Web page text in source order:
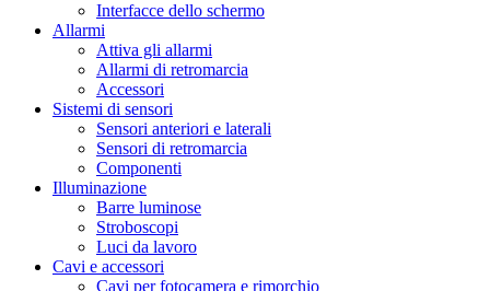
Interfacce dello schermo
Allarmi
Attiva gli allarmi
Allarmi di retromarcia
Accessori
Sistemi di sensori
Sensori anteriori e laterali
Sensori di retromarcia
Componenti
Illuminazione
Barre luminose
Stroboscopi
Luci da lavoro
Cavi e accessori
Cavi per fotocamera e rimorchio